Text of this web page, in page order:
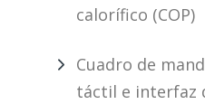
calorífico (COP)
Cuadro de
táctil e interfaz